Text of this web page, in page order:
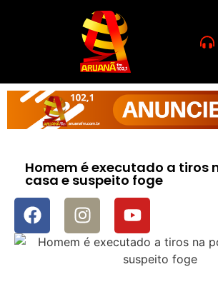
Homem é executado a tiros
casa e suspeito foge